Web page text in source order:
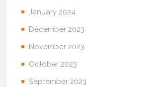
January 2024
December 2023
November 2023
October 2023
September 2023